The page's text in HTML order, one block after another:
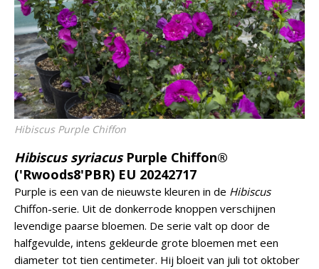
HibiscusPurple Chiffon
Hibiscus syriacusPurple Chiffon®
('Rwoods8'PBR) EU 20242717
Purple is een van de nieuwste kleuren in de Hibiscus
Chiffon-serie. Uit de donkerrode knoppen verschijnen
levendige paarse bloemen. De serie valt op door de
halfgevulde, intens gekleurde grote bloemen met een
diameter tot tien centimeter. Hij bloeit van juli tot oktober